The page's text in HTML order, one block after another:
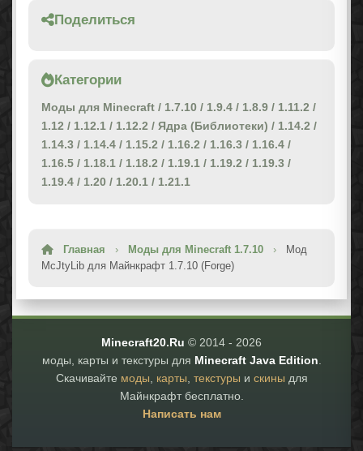
Поделиться
Категории
Моды для Minecraft / 1.7.10 / 1.9.4 / 1.8.9 / 1.11.2 /
1.12 / 1.12.1 / 1.12.2 / Ядра (Библиотеки) / 1.14.2 /
1.14.3 / 1.14.4 / 1.15.2 / 1.16.2 / 1.16.3 / 1.16.4 /
1.16.5 / 1.18.1 / 1.18.2 / 1.19.1 / 1.19.2 / 1.19.3 /
1.19.4 / 1.20 / 1.20.1 / 1.21.1
Главная › Моды для Minecraft 1.7.10 ›
Мод
McJtyLib для Майнкрафт 1.7.10 (Forge)
Minecraft20.Ru © 2014 - 2026
моды, карты и текстуры для Minecraft Java Edition
Скачивайте моды карты текстуры и скины для
Майнкрафт бесплатно.
Написать нам